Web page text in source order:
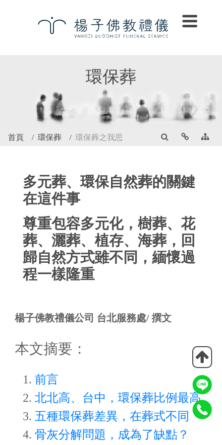
環保葬
首頁 環保葬 環保葬之我思
多元葬、環保自然葬的關鍵
在這件事
尊重包容多元化，樹葬、花
葬、灑葬、植存、海葬，回
歸自然方式雖不同，緬懷過
程一樣隆重
楊子佛教禮儀公司 台北服務處/ 撰文
本文摘要：
前言
北北高、台中，環保葬比例最高
五種環保葬差異，在葬式不同
骨灰分解問題，成為了缺點？